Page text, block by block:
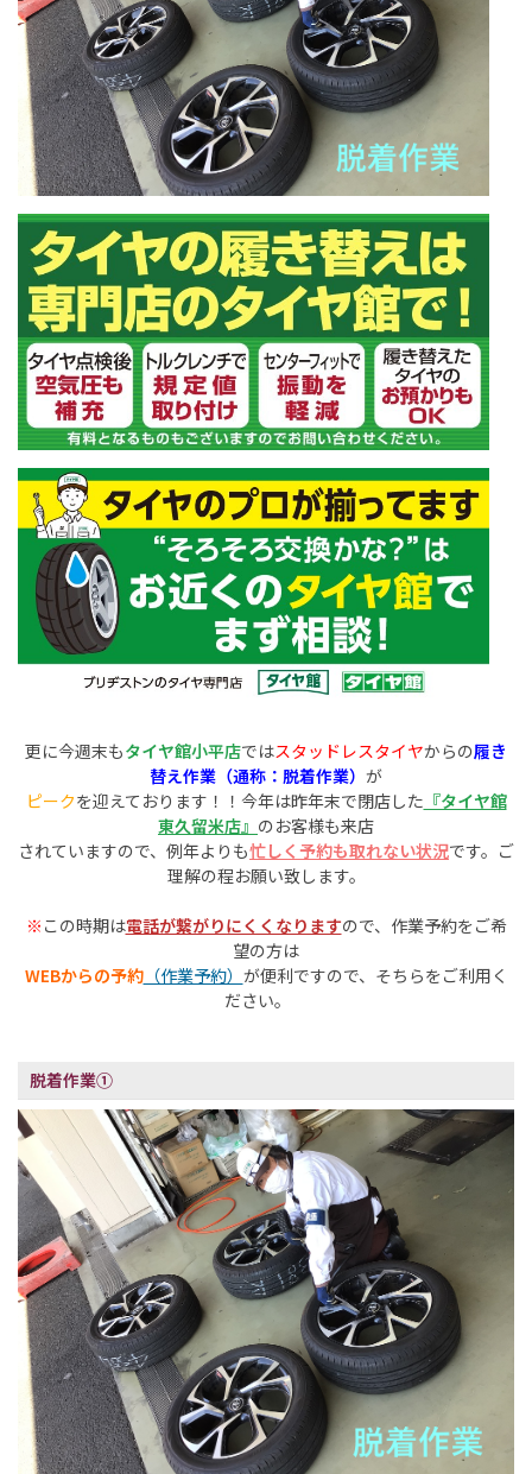
更に今週末もタイヤ館小平店ではスタッドレスタイヤからの履き
替え作業（通称：脱着作業） が
ピークを迎えております！！今年は昨年末で閉店した 『タイヤ館
東久留米店』 のお客様も来店
されていますので、例年よりも忙しく予約も取れない状況です。ご
理解の程お願い致します。
※ この時期は電話が繋がりにくくなりますので、作業予約をご希
望の方は
WEBからの予約（作業予約） が便利ですので、そちらをご利用く
ださい。
脱着作業①